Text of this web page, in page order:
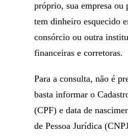
próprio, sua empresa ou
tem dinheiro esquecido
consórcio ou outra
financeiras e corretoras.
Para a consulta, não é
basta informar o
(CPF) e data de
de Pessoa Jurídica